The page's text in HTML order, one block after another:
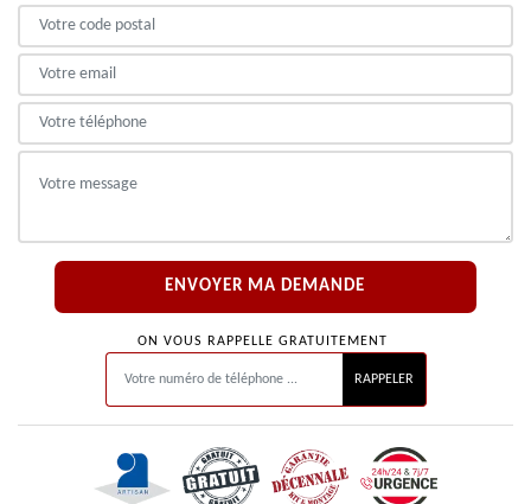
ON VOUS RAPPELLE GRATUITEMENT